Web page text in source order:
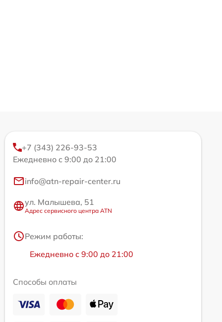
+7 (343) 226-93-53
Ежедневно с 9:00 до 21:00
info@atn-repair-center.ru
ул. Малышева, 51
Адрес сервисного центра ATN
Режим работы:
Ежедневно с 9:00 до 21:00
Способы оплаты